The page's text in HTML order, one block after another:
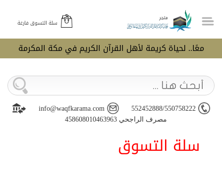
معًا.. لحياة كريمة لأهل القرآن الكريم في مكة المكرمة
سلة التسوق فارغة
552452888/550758222
info@waqfkarama.com
مصرف الراجحي 458608010463963
سلة التسوق